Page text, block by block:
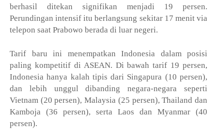
berhasil ditekan signifikan menjadi 19 persen.
Perundingan intensif itu berlangsung sekitar 17 menit via
telepon saat Prabowo berada di luar negeri.
Tarif baru ini menempatkan Indonesia dalam posisi
paling kompetitif di ASEAN. Di bawah tarif 19 persen,
Indonesia hanya kalah tipis dari Singapura (10 persen),
dan lebih unggul dibanding negara-negara seperti
Vietnam (20 persen), Malaysia (25 persen), Thailand dan
Kamboja (36 persen), serta Laos dan Myanmar (40
persen).